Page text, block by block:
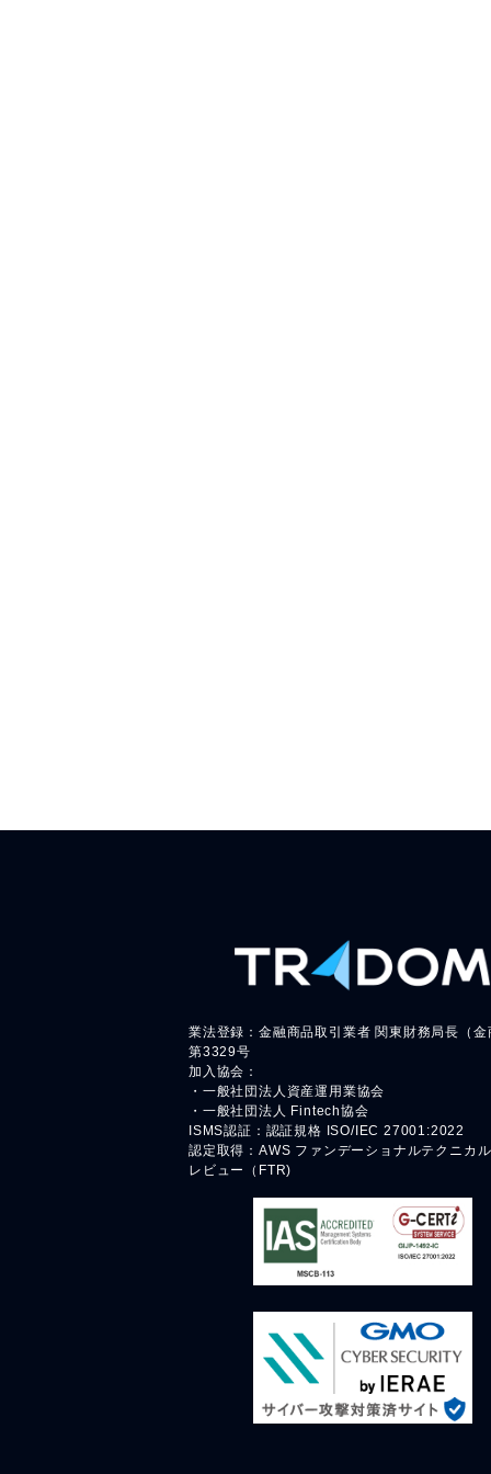
業法登録：金融商品取引業者 関東財務局長（金
第3329号
加入協会：
・一般社団法人資産運用業協会
・一般社団法人 Fintech協会
ISMS認証：認証規格 ISO/IEC 27001:2022
認定取得：AWS ファンデーショナルテクニカル
レビュー（FTR)